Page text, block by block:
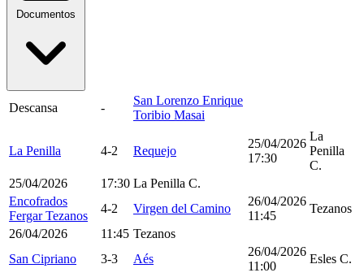
Documentos
Descansa -
San Lorenzo Enrique
Toribio Masai
La Penilla 4-2 Requejo
25/04/2026
17:30
La
Penilla
C.
25/04/2026
17:30 La Penilla C.
Encofrados
Fergar Tezanos
4-2 Virgen del Camino
26/04/2026
11:45
Tezanos
26/04/2026
11:45 Tezanos
San Cipriano
3-3 Aés
26/04/2026
11:00
Esles C.